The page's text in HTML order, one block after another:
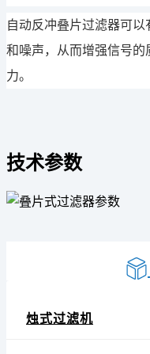
自动反冲叠片过滤器可以
和噪声，从而增强信号
力。
技术参数
烛式过滤机